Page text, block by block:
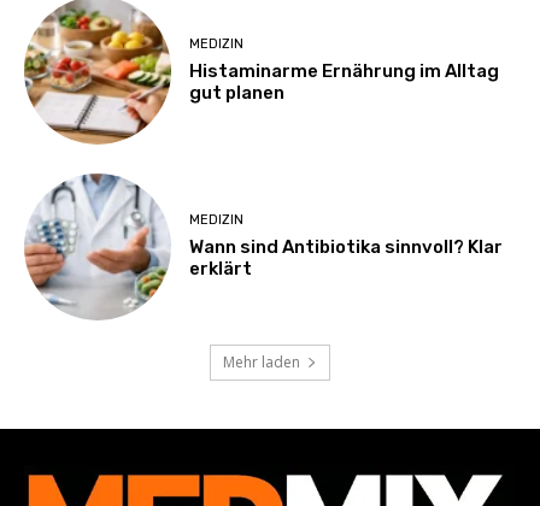
MEDIZIN
Histaminarme Ernährung im Alltag
gut planen
MEDIZIN
Wann sind Antibiotika sinnvoll? Klar
erklärt
Mehr laden